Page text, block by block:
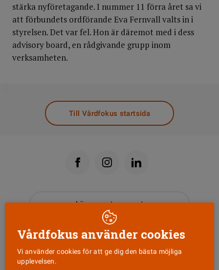
stärka nyföretagande. I nummer 11 förra året sa vi
att förbundets ordförande Eva Fernvall valts in i
styrelsen. Det var fel. Hon är däremot med i dess
advisory board, en rådgivande grupp inom
verksamheten.
Till Vårdfokus startsida
Läs senaste numret
Nyhetsbrev
Vårdfokus använder cookies
Vi använder cookies för att ge dig den bästa möjliga
upplevelsen.